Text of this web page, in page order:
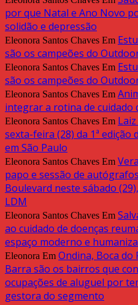
por que Natal e Ano Novo
solidão e depressão
Eleonora Santos Chaves Em
são os campeões do
Eleonora Santos Chaves Em
são os campeões do
Eleonora Santos Chaves Em
integrar a rotina de cuidado
Eleonora Santos Chaves Em
sexta-feira (28) da 1ª
em São Paulo
Eleonora Santos Chaves Em
papo e sessão de
Boulevard neste sábado
LDM
Eleonora Santos Chaves Em
ao cuidado de doenças
espaço moderno e
Eleonora Em Ondina, Boca do
Barra são os bairros que
ocupações de aluguel por
gestora do segmento